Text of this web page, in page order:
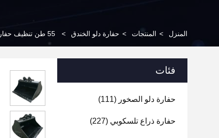
المنزل > المنتجات > حفارة دلو الخندق > 55 طن تنظيف حفارة خندق دلو ل PC500 PC350 SK500
فئات
حفارة دلو الصخور (111)
حفارة ذراع تلسكوبي (227)